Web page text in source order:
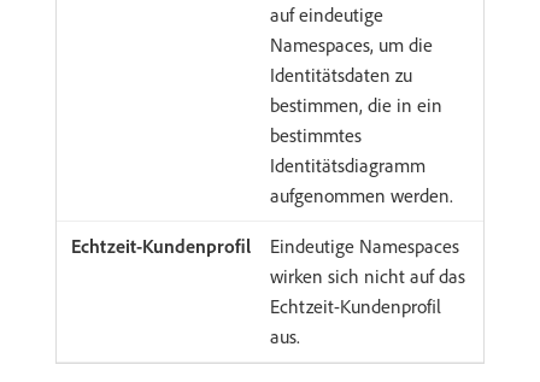
auf eindeutige
Namespaces, um die
Identitätsdaten zu
bestimmen, die in ein
bestimmtes
Identitätsdiagramm
aufgenommen werden.
Eindeutige Namespaces
wirken sich nicht auf das
Echtzeit-Kundenprofil
aus.